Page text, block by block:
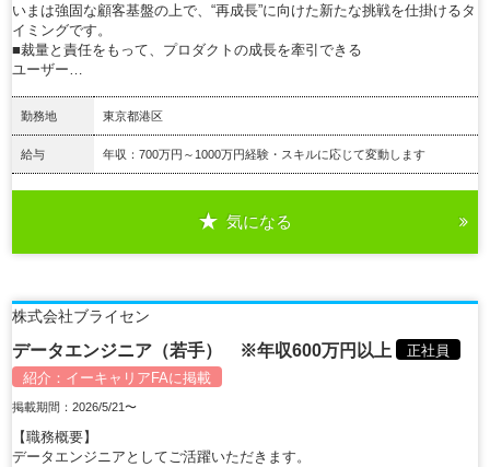
いまは強固な顧客基盤の上で、“再成長”に向けた新たな挑戦を仕掛けるタ
イミングです。
■裁量と責任をもって、プロダクトの成長を牽引できる
ユーザー…
勤務地 東京都港区
給与 年収：700万円～1000万円経験・スキルに応じて変動します
気になる
株式会社ブライセン
データエンジニア（若手） ※年収600万円以上
正社員
紹介： イーキャリアFAに掲載
掲載期間：2026/5/21〜
【職務概要】
データエンジニアとしてご活躍いただきます。